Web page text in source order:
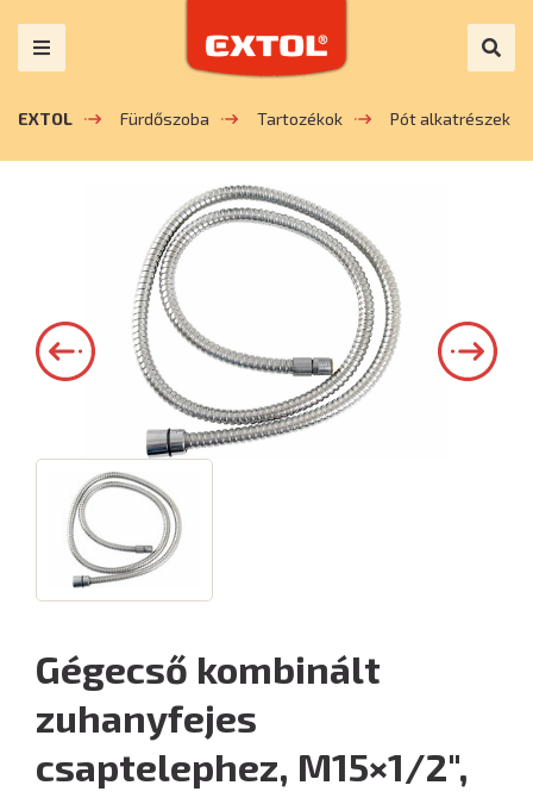
EXTOL Fürdőszoba Tartozékok Pót alkatrészek
Gégecső kombinált
zuhanyfejes
csaptelephez, M15×1/2",